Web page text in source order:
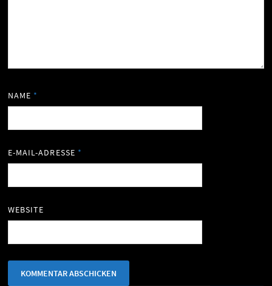
NAME *
E-MAIL-ADRESSE *
WEBSITE